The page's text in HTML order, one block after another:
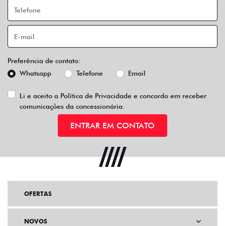
Preferência de contato:
Whatsapp
Telefone Email
Li e aceito a Política de Privacidade e concordo em receber
comunicações da concessionária.
ENTRAR EM CONTATO
OFERTAS
NOVOS